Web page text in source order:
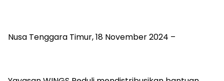
Nusa Tenggara Timur, 18 November 2024 –